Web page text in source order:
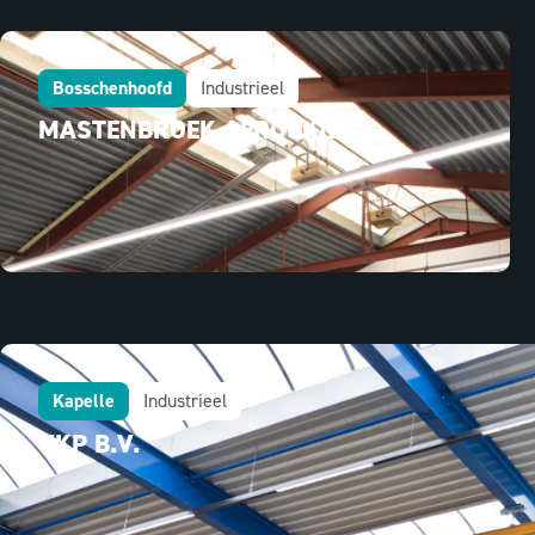
Bosschenhoofd Industrieel
MASTENBROEK AEROSKILL
Kapelle Industrieel
VKP B.V.